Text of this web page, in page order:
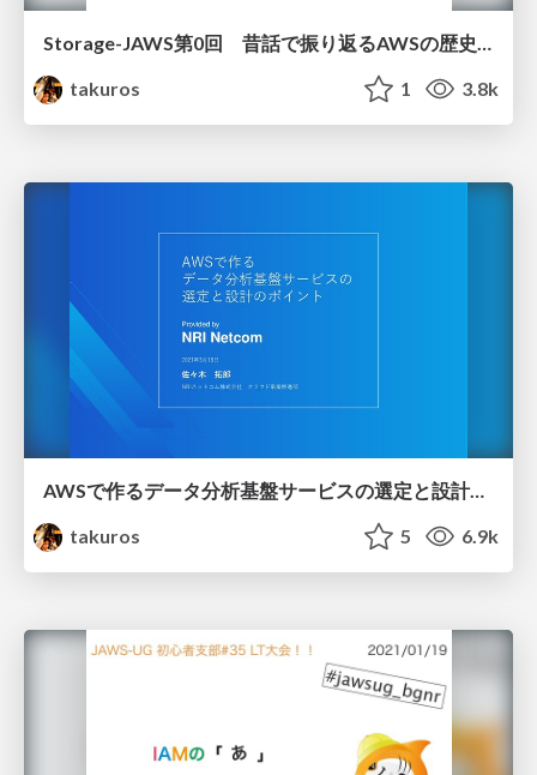
Storage-JAWS第0回 昔話で振り返るAWSの歴史 ～ストレージ編～
takuros
1 3.8k
AWSで作るデータ分析基盤サービスの選定と設計のポイント
takuros
5 6.9k